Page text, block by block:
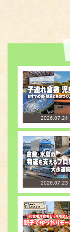
2026.07.24
2026.07.23